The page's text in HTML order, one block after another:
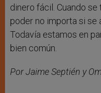
dinero fácil. Cuando
poder no importa si se
Todavía estamos en
bien común.
Por Jaime Septién y